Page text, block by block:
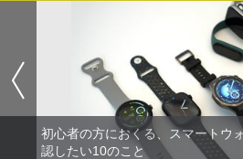
初心者の方におくる、スマートウ
認したい10のこと